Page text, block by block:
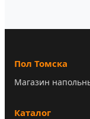
Пол Томска
Магазин
Каталог